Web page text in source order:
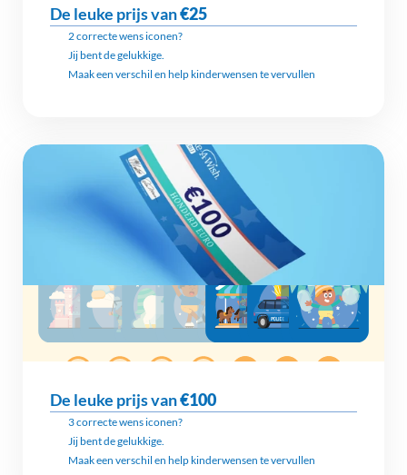
De leuke prijs van €25
2 correcte wens iconen?
Jij bent de gelukkige.
Maak een verschil en help kinderwensen te vervullen
De leuke prijs van €100
3 correcte wens iconen?
Jij bent de gelukkige.
Maak een verschil en help kinderwensen te vervullen